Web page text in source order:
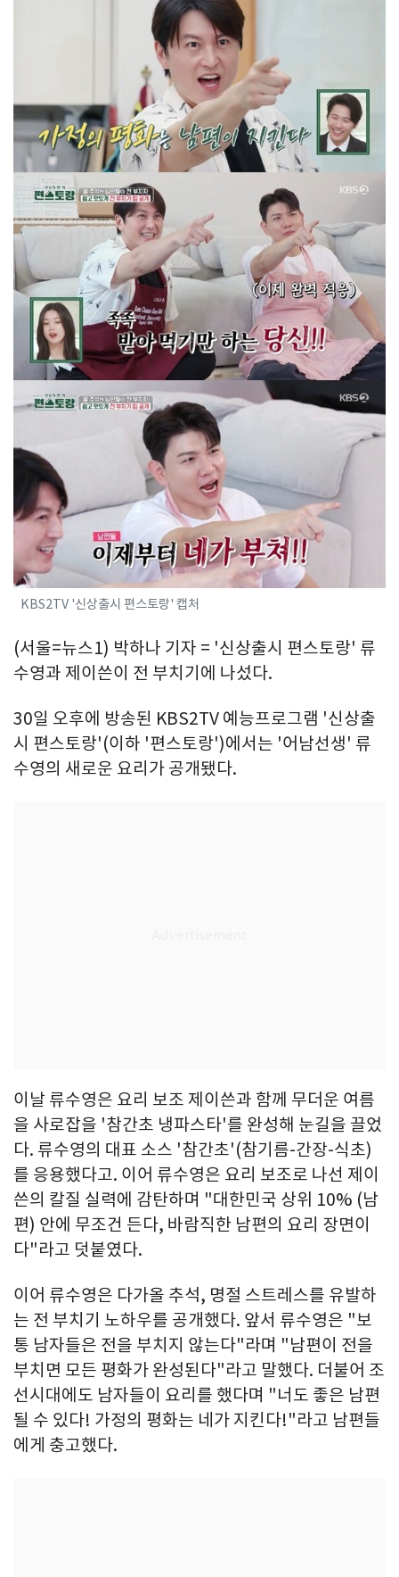
KBS2TV '신상출시 편스토랑' 캡처
(서울=뉴스1) 박하나 기자 = '신상출시 편스토랑' 류
수영과 제이쓴이 전 부치기에 나섰다.
30일 오후에 방송된 KBS2TV 예능프로그램 '신상출
시 편스토랑'(이하 '편스토랑')에서는 '어남선생' 류
수영의 새로운 요리가 공개됐다.
이날 류수영은 요리 보조 제이쓴과 함께 무더운 여름
을 사로잡을 '참간초 냉파스타'를 완성해 눈길을 끌었
다. 류수영의 대표 소스 '참간초'(참기름-간장-식초)
를 응용했다고. 이어 류수영은 요리 보조로 나선 제이
쓴의 칼질 실력에 감탄하며 "대한민국 상위 10% (남
편) 안에 무조건 든다, 바람직한 남편의 요리 장면이
다"라고 덧붙였다.
이어 류수영은 다가올 추석, 명절 스트레스를 유발하
는 전 부치기 노하우를 공개했다. 앞서 류수영은 "보
통 남자들은 전을 부치지 않는다"라며 "남편이 전을
부치면 모든 평화가 완성된다"라고 말했다. 더불어 조
선시대에도 남자들이 요리를 했다며 "너도 좋은 남편
될 수 있다! 가정의 평화는 네가 지킨다!"라고 남편들
에게 충고했다.